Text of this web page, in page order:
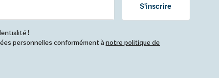
S'inscrire
!
personnelles conformément ànotre politique de